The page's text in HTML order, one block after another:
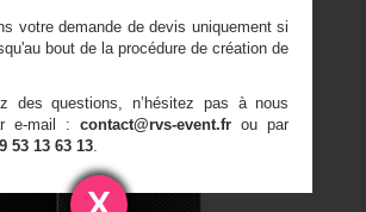
votre demande de devis uniquement si
bout de la procédure de création de
des questions, n’hésitez pas à nous
e-mail :contact@rvs-event.fr ou par
53 13 63 13.